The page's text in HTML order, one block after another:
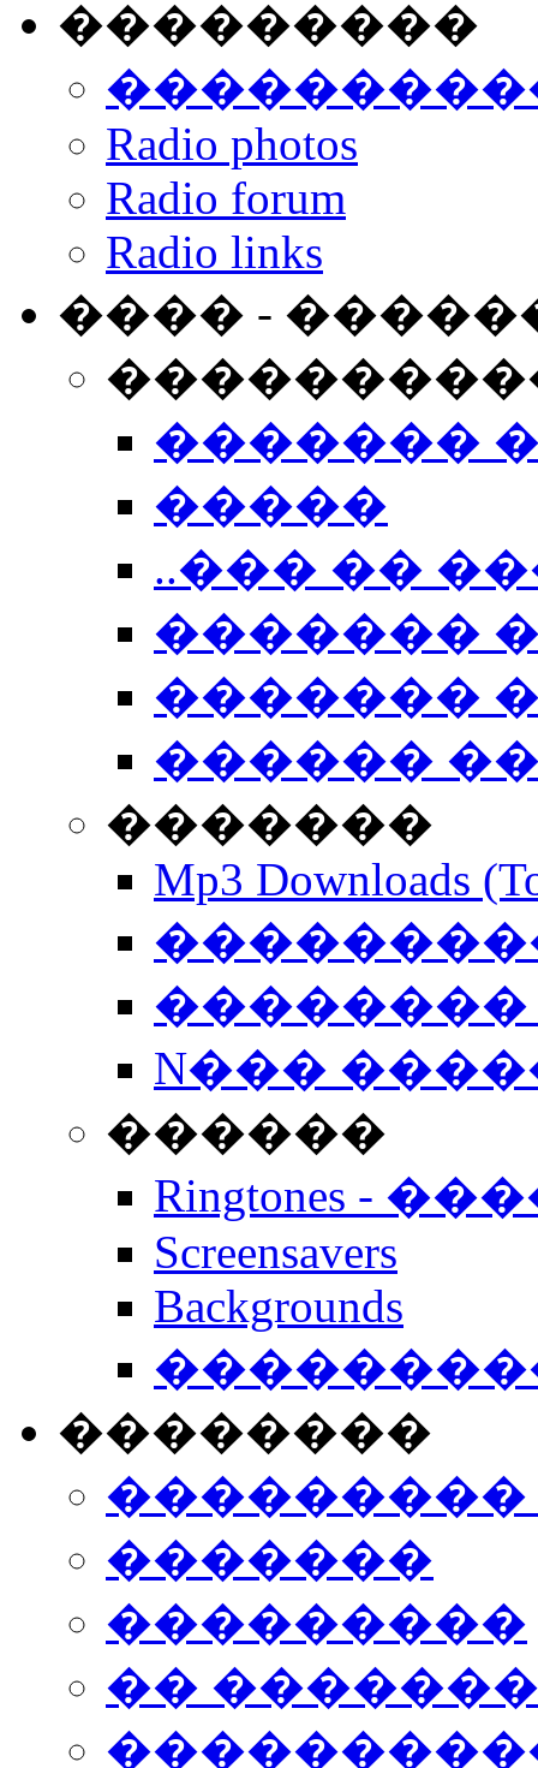
���������
Radio photos
Radio forum
Radio links
���� -
�������
�����
..��� ��
�������
�������
������
�������
Mp3 Downloads
��������
N���
������
Ringtones -
Screensavers
Backgrounds
��������
���������
�������
���������
��